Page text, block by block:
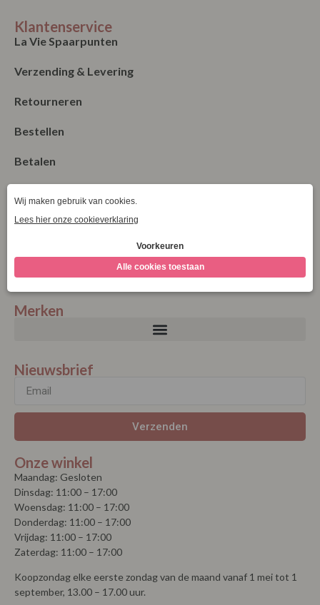
Klantenservice
La Vie Spaarpunten
Verzending & Levering
Retourneren
Bestellen
Betalen
Garantie en klachten
Blog
Merken
Nieuwsbrief
Verzenden
Onze winkel
Maandag: Gesloten
Dinsdag: 11:00 – 17:00
Woensdag: 11:00 – 17:00
Donderdag: 11:00 – 17:00
Vrijdag: 11:00 – 17:00
Zaterdag: 11:00 – 17:00
Koopzondag elke eerste zondag van de maand vanaf 1 mei tot 1
september, 13.00 – 17.00 uur.